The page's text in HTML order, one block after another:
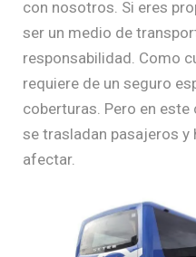
con nosotros. Si eres
ser un medio de
responsabilidad. Como
requiere de un seguro
coberturas. Pero en este
se trasladan pasajeros y
afectar.